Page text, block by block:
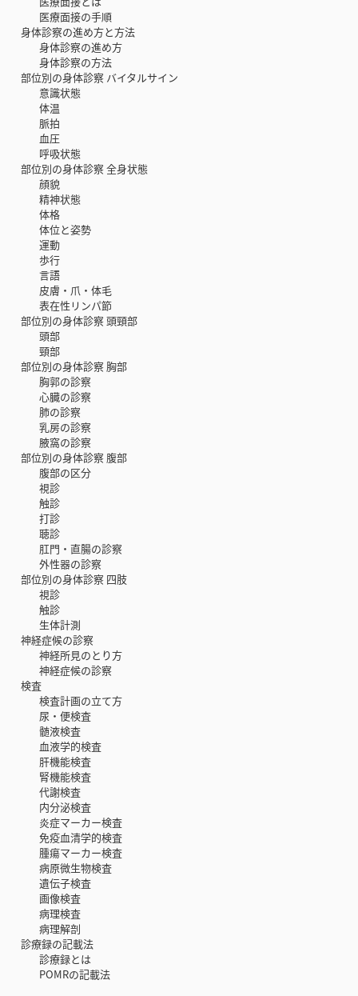
医療面接の手順
身体診察の進め方と方法
身体診察の進め方
身体診察の方法
部位別の身体診察 バイタルサイン
意識状態
体温
脈拍
血圧
呼吸状態
部位別の身体診察 全身状態
顔貌
精神状態
体格
体位と姿勢
運動
歩行
言語
皮膚・爪・体毛
表在性リンパ節
部位別の身体診察 頭頸部
頭部
頸部
部位別の身体診察 胸部
胸郭の診察
心臓の診察
肺の診察
乳房の診察
腋窩の診察
部位別の身体診察 腹部
腹部の区分
視診
触診
打診
聴診
肛門・直腸の診察
外性器の診察
部位別の身体診察 四肢
視診
触診
生体計測
神経症候の診察
神経所見のとり方
神経症候の診察
検査
検査計画の立て方
尿・便検査
髄液検査
血液学的検査
肝機能検査
腎機能検査
代謝検査
内分泌検査
炎症マーカー検査
免疫血清学的検査
腫瘍マーカー検査
病原微生物検査
遺伝子検査
画像検査
病理検査
病理解剖
診療録の記載法
診療録とは
POMRの記載法